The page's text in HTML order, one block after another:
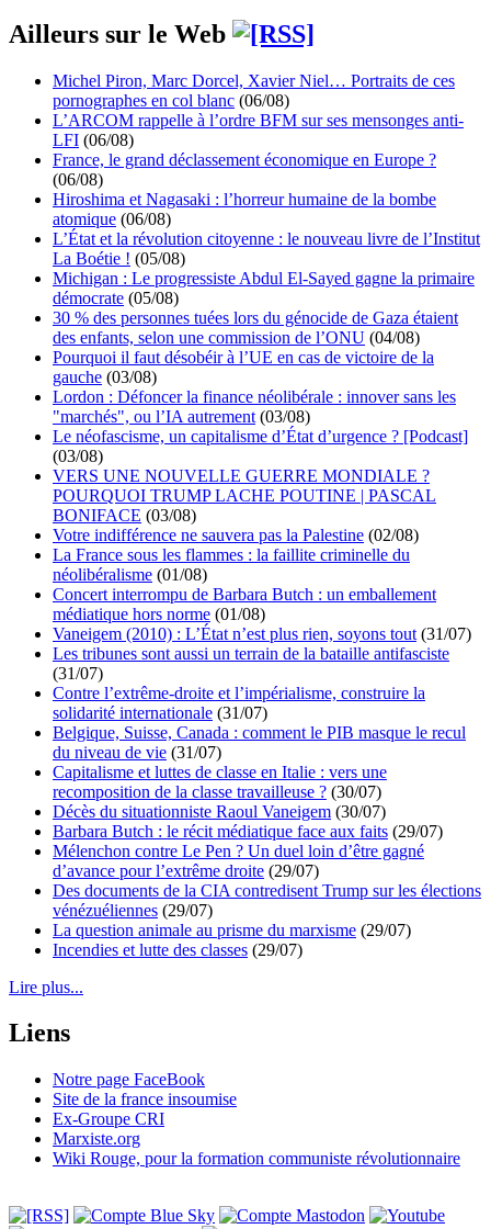
Ailleurs sur le Web
Michel Piron, Marc Dorcel, Xavier Niel… Portraits de ces
pornographes en col blanc (06/08)
L’ARCOM rappelle à l’ordre BFM sur ses mensonges anti-
LFI (06/08)
France, le grand déclassement économique en Europe ?
(06/08)
Hiroshima et Nagasaki : l’horreur humaine de la bombe
atomique (06/08)
L’État et la révolution citoyenne : le nouveau livre de l’Institut
La Boétie ! (05/08)
Michigan : Le progressiste Abdul El-Sayed gagne la primaire
démocrate (05/08)
30 % des personnes tuées lors du génocide de Gaza étaient
des enfants, selon une commission de l’ONU (04/08)
Pourquoi il faut désobéir à l’UE en cas de victoire de la
gauche (03/08)
Lordon : Défoncer la finance néolibérale : innover sans les
"marchés", ou l’IA autrement (03/08)
Le néofascisme, un capitalisme d’État d’urgence ? [Podcast]
(03/08)
VERS UNE NOUVELLE GUERRE MONDIALE ?
POURQUOI TRUMP LACHE POUTINE | PASCAL
BONIFACE (03/08)
Votre indifférence ne sauvera pas la Palestine (02/08)
La France sous les flammes : la faillite criminelle du
néolibéralisme (01/08)
Concert interrompu de Barbara Butch : un emballement
médiatique hors norme (01/08)
Vaneigem (2010) : L’État n’est plus rien, soyons tout (31/07)
Les tribunes sont aussi un terrain de la bataille antifasciste
(31/07)
Contre l’extrême-droite et l’impérialisme, construire la
solidarité internationale (31/07)
Belgique, Suisse, Canada : comment le PIB masque le recul
du niveau de vie (31/07)
Capitalisme et luttes de classe en Italie : vers une
recomposition de la classe travailleuse ? (30/07)
Décès du situationniste Raoul Vaneigem (30/07)
Barbara Butch : le récit médiatique face aux faits (29/07)
Mélenchon contre Le Pen ? Un duel loin d’être gagné
d’avance pour l’extrême droite (29/07)
Des documents de la CIA contredisent Trump sur les élections
vénézuéliennes (29/07)
La question animale au prisme du marxisme (29/07)
Incendies et lutte des classes (29/07)
Lire plus...
Liens
Notre page FaceBook
Site de la france insoumise
Ex-Groupe CRI
Marxiste.org
Wiki Rouge, pour la formation communiste révolutionnaire